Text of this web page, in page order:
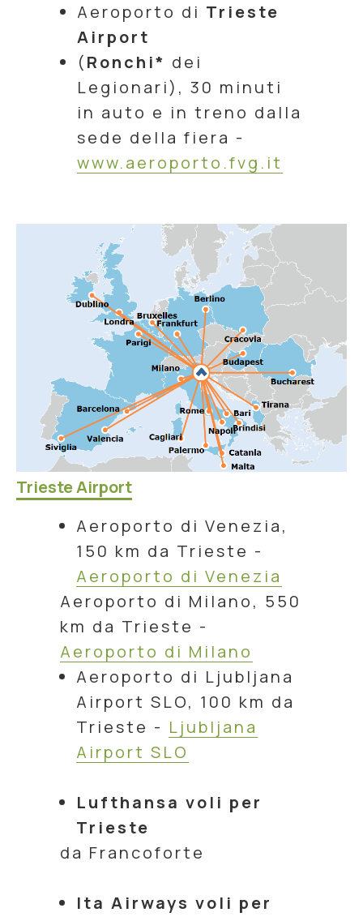
Aeroporto di Trieste
Airport
(Ronchi* dei
Legionari), 30 minuti
in auto e in treno dalla
sede della fiera -
www.aeroporto.fvg.it
Trieste Airport
Aeroporto di Venezia,
150 km da Trieste -
Aeroporto di Venezia
Aeroporto di Milano, 550
km da Trieste -
Aeroporto di Milano
Aeroporto di Ljubljana
Airport SLO, 100 km da
Trieste - Ljubljana
Airport SLO
Lufthansa voli per
Trieste
da Francoforte
Ita Airways voli per